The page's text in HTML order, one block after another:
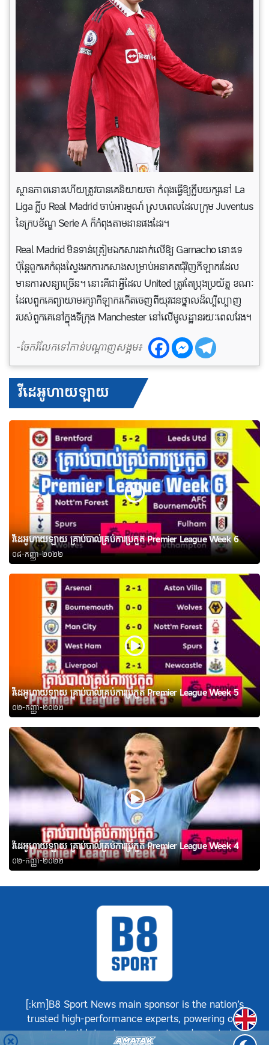
ស្ថានភាពនោះហើយត្រូវបានគេនិយាយថា កំពុងធ្វើឱ្យក្លឹបយក្សនៅ La
Liga ក្លឹប Real Madrid ចាប់អារម្មណ៍ ស្របពេលដែលក្រុម Juventus
នៃក្របខ័ណ្ឌ Serie A ក៏កំពុងតាមដាន​ផង​ដែរ។
Real Madrid មិនទាន់ត្រៀមឯកសារដាក់​លើ​ឱ្យ Garnacho នោះទេ
ប៉ុន្តែពួកគេកំពុងស្វែងរកការកសាងសម្រាប់អនាគតជុំវិញកីឡាករដែល
មានការសន្យាច្រើន។ នោះគឺជាអ្វីដែល United ត្រូវតែប្រុងប្រយ័ត្ន ខណៈ
ដែលពួកគេព្យាយាមរក្សាកីឡាករ​កើត​ចេញ​ពីយុវជនថ្នាលដ៏ល្បីល្បាញ
របស់ពួកគេនៅក្នុងទីក្រុង Manchester នៅលើមូលដ្ឋានរយៈពេលវែង។
-ចែករំលែកទៅកាន់បណ្តាញសង្គម៖
វីដេអូហាយឡាយ
វីដេអូហាយឡាយ គ្រាប់បាល់គ្រប់ការប្រកួត Premier League Week 6
០៨-កញ្ញា-២០២២
វីដេអូហាយឡាយ គ្រាប់បាល់គ្រប់ការប្រកួត Premier League Week 5
០២-កញ្ញា-២០២២
វីដេអូហាយឡាយ គ្រាប់បាល់គ្រប់ការប្រកួត Premier League Week 4
០២-កញ្ញា-២០២២
[:km]B8 Sport News main sponsor is the nation’s
trusted high-performance experts, powering our
greatest athletes, teams, sports and events to